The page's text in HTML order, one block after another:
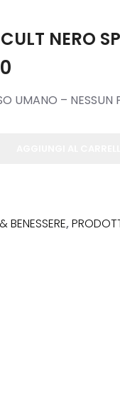
NERO
UMANO – NESSUN
BENESSERE,